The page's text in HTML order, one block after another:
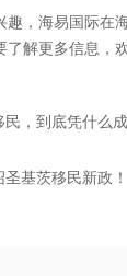
趣，海易国际在
解更多信息，
民，到底凭什么
基茨移民新政！